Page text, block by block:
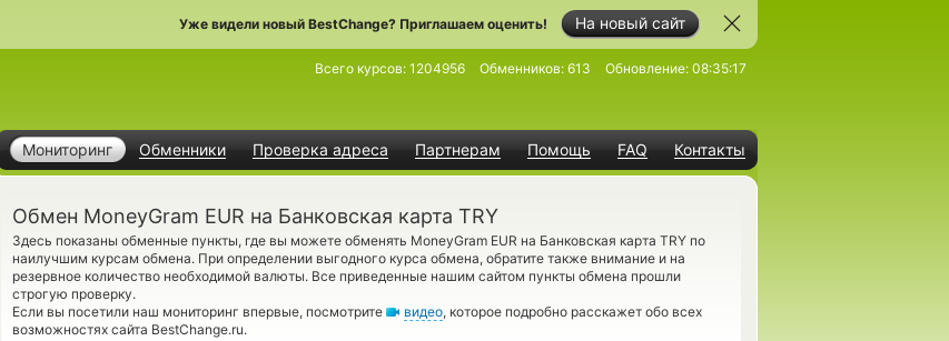
На новый сайт
Уже видели новый BestChange? Приглашаем оценить!
Мониторинг Обменники Проверка адреса Партнерам Помощь FAQ Контакты
Всего курсов: 1204956 Обменников: 613 Обновление: 08:35:17
Обмен MoneyGram EUR на Банковская карта TRY
Здесь показаны обменные пункты, где вы можете обменять MoneyGram EUR на Банковская карта TRY по
наилучшим курсам обмена. При определении выгодного курса обмена, обратите также внимание и на
резервное количество необходимой валюты. Все приведенные нашим сайтом пункты обмена прошли
строгую проверку.
Если вы посетили наш мониторинг впервые, посмотрите
видео, которое подробно расскажет обо всех
возможностях сайта BestChange.ru.